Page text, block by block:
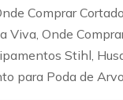
Comprar
Viva, Onde
Stihl,
para Poda de